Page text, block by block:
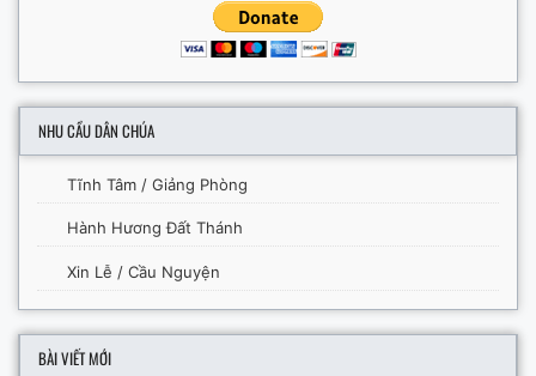
NHU CẦU DÂN CHÚA
Tĩnh Tâm / Giảng Phòng
Hành Hương Đất Thánh
Xin Lễ / Cầu Nguyện
BÀI VIẾT MỚI